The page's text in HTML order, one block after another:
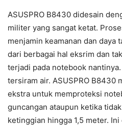
ASUSPRO B8430 didesain
militer yang sangat ketat.
menjamin keamanan dan daya
dari berbagai hal eksrim dan
terjadi pada notebook
tersiram air. ASUSPRO B8430
ekstra untuk memproteksi
guncangan ataupun ketika
ketinggian hingga 1,5 meter.